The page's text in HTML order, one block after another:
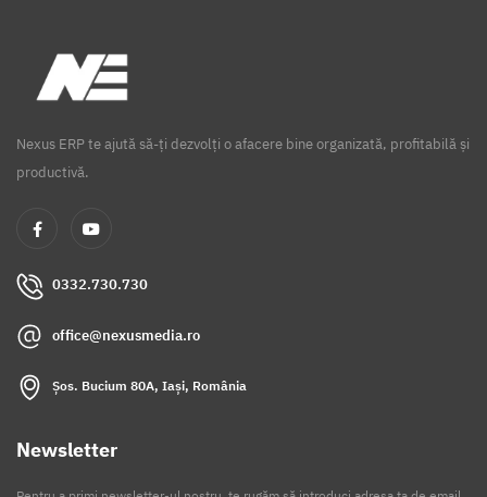
Nexus ERP te ajută să-ți dezvolți o afacere bine organizată, profitabilă și
productivă.
0332.730.730
office@nexusmedia.ro
Șos. Bucium 80A, Iași, România
Newsletter